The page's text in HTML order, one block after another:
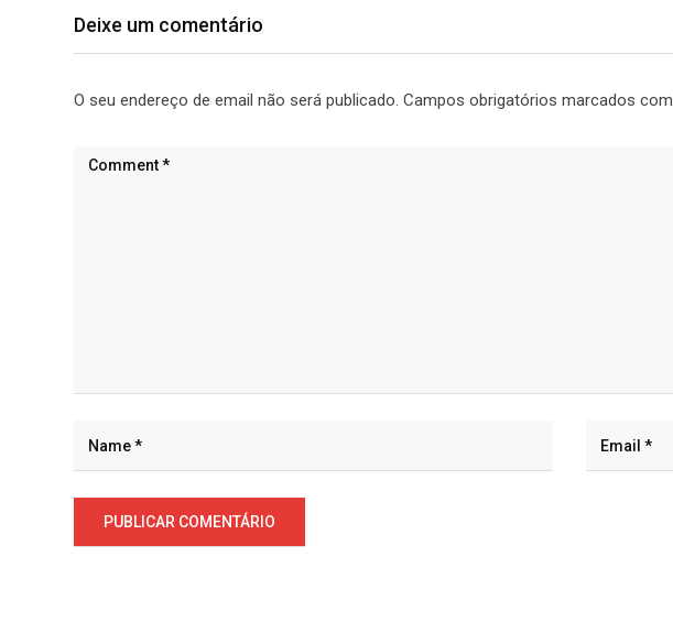
Deixe um comentário
O seu endereço de email não será publicado. Campos obrigatórios marcados com